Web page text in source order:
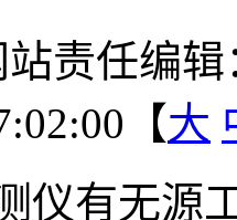
站责任编辑
【大
仪有无源